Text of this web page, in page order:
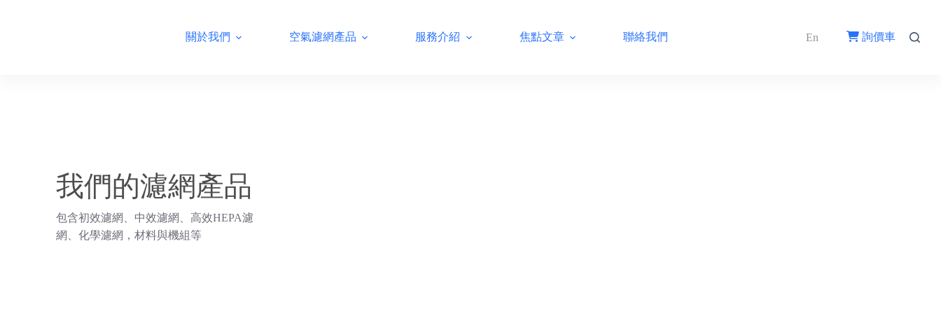
關於我們 空氣濾網產品 服務介紹 焦點文章 聯絡我們 En 詢價車
我們的濾網產品
包含初效濾網、中效濾網、高效HEPA濾
網、化學濾網，材料與機組等